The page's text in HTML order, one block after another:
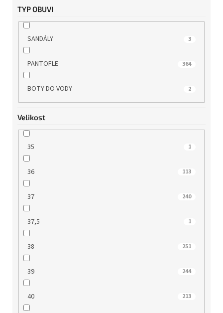
1
ZAXY
TYP OBUVI
SANDÁLY 3
PANTOFLE 364
BOTY DO VODY 2
Velikost
35 1
36 113
37 240
37,5 1
38 251
39 244
40 213